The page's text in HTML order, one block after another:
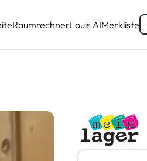
RaumrechnerLouis AIMerkliste